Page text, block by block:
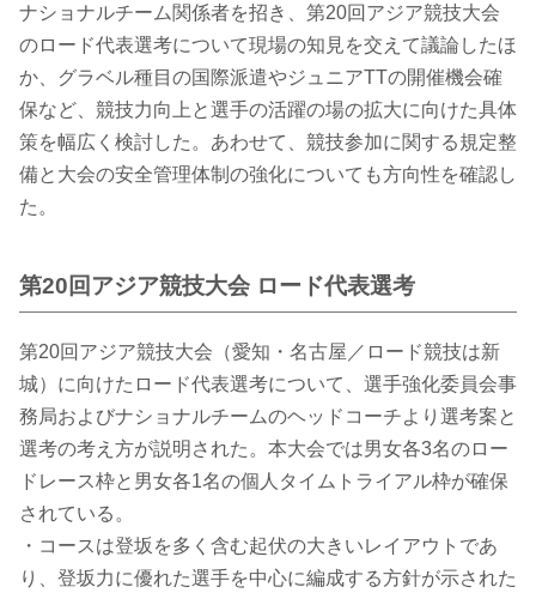
ナショナルチーム関係者を招き、第20回アジア競技大会
のロード代表選考について現場の知見を交えて議論したほ
か、グラベル種目の国際派遣やジュニアTTの開催機会確
保など、競技力向上と選手の活躍の場の拡大に向けた具体
策を幅広く検討した。あわせて、競技参加に関する規定整
備と大会の安全管理体制の強化についても方向性を確認し
た。
第20回アジア競技大会 ロード代表選考
第20回アジア競技大会（愛知・名古屋／ロード競技は新
城）に向けたロード代表選考について、選手強化委員会事
務局およびナショナルチームのヘッドコーチより選考案と
選考の考え方が説明された。本大会では男女各3名のロー
ドレース枠と男女各1名の個人タイムトライアル枠が確保
されている。
・コースは登坂を多く含む起伏の大きいレイアウトであ
り、登坂力に優れた選手を中心に編成する方針が示された